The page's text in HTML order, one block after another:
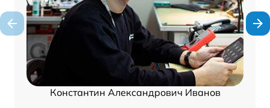
Константин Александрович Иванов